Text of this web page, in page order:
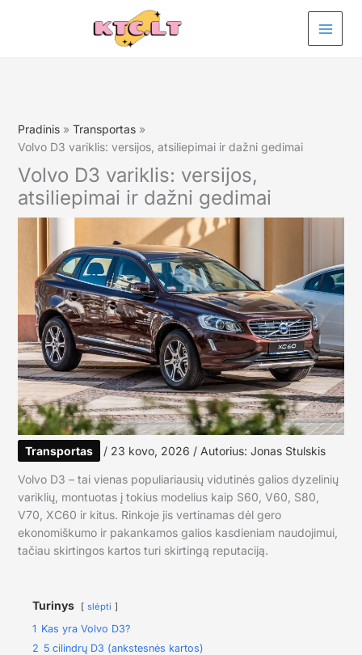
Pradinis
Transportas
Volvo D3 variklis: versijos, atsiliepimai ir dažni gedimai
Volvo D3 variklis: versijos,
atsiliepimai ir dažni gedimai
Transportas / 23 kovo, 2026 / Autorius: Jonas Stulskis
Volvo D3 – tai vienas populiariausių vidutinės galios dyzelinių
variklių, montuotas į tokius modelius kaip S60, V60, S80,
V70, XC60 ir kitus. Rinkoje jis vertinamas dėl gero
ekonomiškumo ir pakankamos galios kasdieniam naudojimui,
tačiau skirtingos kartos turi skirtingą reputaciją.
Turinys slėpti
1 Kas yra Volvo D3?
2 5 cilindrų D3 (ankstesnės kartos)